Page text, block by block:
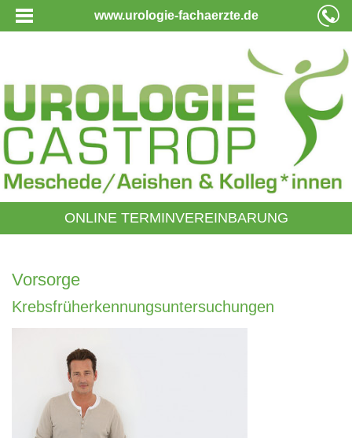
www.urologie-fachaerzte.de
ONLINE TERMINVEREINBARUNG
Vorsorge
Krebsfrüherkennungsuntersuchungen